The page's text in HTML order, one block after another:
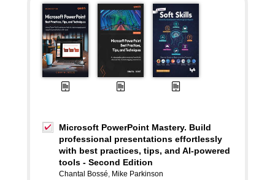
Microsoft PowerPoint Mastery. Build
professional presentations effortlessly
with best practices, tips, and AI-powered
tools - Second Edition
Chantal Bossé, Mike Parkinson